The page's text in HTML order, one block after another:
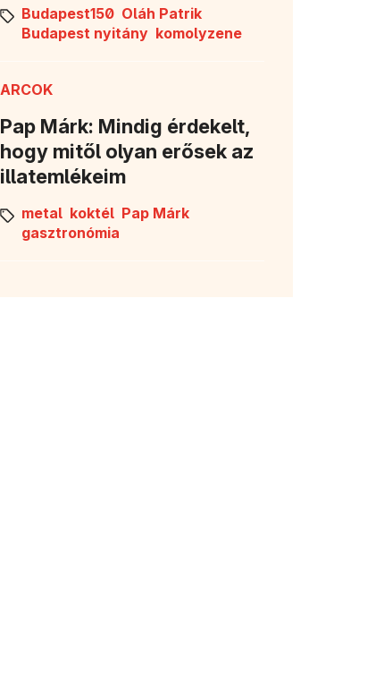
Budapest150 Oláh Patrik
Budapest nyitány komolyzene
ARCOK
Pap Márk: Mindig érdekelt,
hogy mitől olyan erősek az
illatemlékeim
metal koktél Pap Márk
gasztronómia